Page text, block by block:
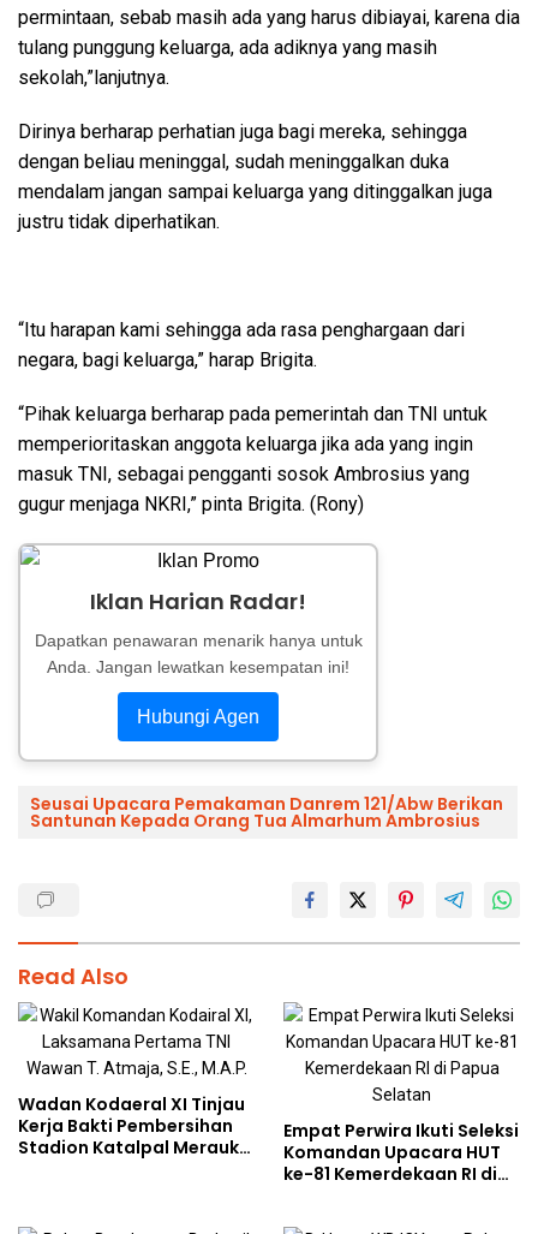
permintaan, sebab masih ada yang harus dibiayai, karena dia
tulang punggung keluarga, ada adiknya yang masih
sekolah,”lanjutnya.
Dirinya berharap perhatian juga bagi mereka, sehingga
dengan beliau meninggal, sudah meninggalkan duka
mendalam jangan sampai keluarga yang ditinggalkan juga
justru tidak diperhatikan.
“Itu harapan kami sehingga ada rasa penghargaan dari
negara, bagi keluarga,” harap Brigita.
“Pihak keluarga berharap pada pemerintah dan TNI untuk
memperioritaskan anggota keluarga jika ada yang ingin
masuk TNI, sebagai pengganti sosok Ambrosius yang
gugur menjaga NKRI,” pinta Brigita. (Rony)
Iklan Harian Radar!
Dapatkan penawaran menarik hanya untuk
Anda. Jangan lewatkan kesempatan ini!
Hubungi Agen
Seusai Upacara Pemakaman Danrem 121/Abw Berikan
Santunan Kepada Orang Tua Almarhum Ambrosius
Read Also
Wadan Kodaeral XI Tinjau
Kerja Bakti Pembersihan
Stadion Katalpal Merauke,
Empat Perwira Ikuti Seleksi
Komandan Upacara HUT
ke-81 Kemerdekaan RI di